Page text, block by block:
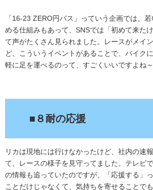
「16-23 ZERO円パス」っていう企画では、
める仕組みもあって、SNSでは「初めて来た
て声がたくさん見られました。レースがメイ
ど、こういうイベントがあることで、バイク
軽に足を運べるのって、すごくいいですよね～
■８耐の応援
リカは現地には行けなかったけど、社内の速
て、レースの様子を見守ってました。テレビ
の情報も追っていたのですが、「応援する」
ことだけじゃなくて、気持ちを寄せることで